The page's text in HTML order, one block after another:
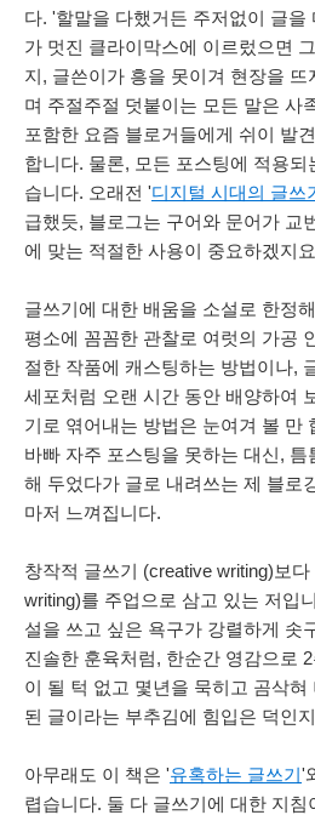
다. '할말을 다했거든 주저없이 글을
가 멋진 클라이막스에 이르렀으면
지, 글쓴이가 흥을 못이겨 현장을 뜨
며 주절주절 덧붙이는 모든 말은 사
포함한 요즘 블로거들에게 쉬이 발
합니다. 물론, 모든 포스팅에 적용되
습니다. 오래전 '디지털 시대의 글쓰
급했듯, 블로그는 구어와 문어가 교
에 맞는 적절한 사용이 중요하겠지
글쓰기에 대한 배움을 소설로 한정
평소에 꼼꼼한 관찰로 여럿의 가공
절한 작품에 캐스팅하는 방법이나,
세포처럼 오랜 시간 동안 배양하여
기로 엮어내는 방법은 눈여겨 볼 만
바빠 자주 포스팅을 못하는 대신, 틈
해 두었다가 글로 내려쓰는 제 블로
마저 느껴집니다.
창작적 글쓰기 (creative writing)보
writing)를 주업으로 삼고 있는 저입
설을 쓰고 싶은 욕구가 강렬하게 솟
진솔한 훈육처럼, 한순간 영감으로
이 될 턱 없고 몇년을 묵히고 곰삭혀
된 글이라는 부추김에 힘입은 덕인
아무래도 이 책은 '유혹하는 글쓰기'
렵습니다. 둘 다 글쓰기에 대한 지침